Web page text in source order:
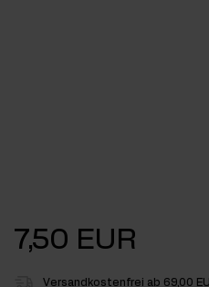
7,50 EUR
Versandkostenfrei ab 69,00